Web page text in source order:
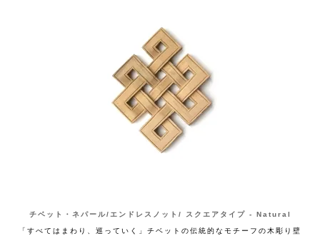
チベット・ネパール/エンドレスノット/ スクエアタイプ - Natural
「すべてはまわり、巡っていく」チベットの伝統的なモチーフの木彫り壁